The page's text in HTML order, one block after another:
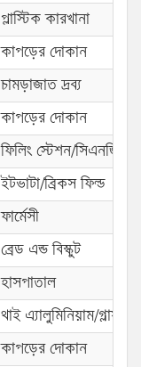
প্লাস্টিক কারখানা
কাপড়ের দোকান
চামড়াজাত দ্রব্য
কাপড়ের দোকান
ফিলিং স্টেশন/সিএনজি/
ইটভাটা/ব্রিকস ফিল্ড
ফার্মেসী
ব্রেড এন্ড বিস্কুট
হাসপাতাল
থাই এ্যালুমিনিয়াম/গ্লাস
কাপড়ের দোকান